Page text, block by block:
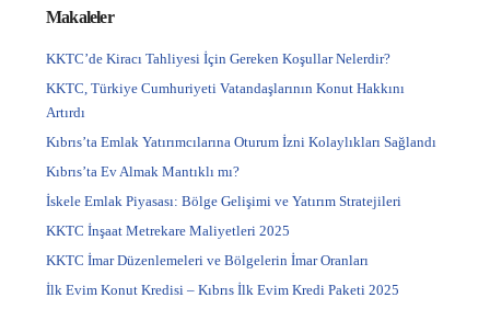
Makaleler
KKTC’de Kiracı Tahliyesi İçin Gereken Koşullar Nelerdir?
KKTC, Türkiye Cumhuriyeti Vatandaşlarının Konut Hakkını
Artırdı
Kıbrıs’ta Emlak Yatırımcılarına Oturum İzni Kolaylıkları Sağlandı
Kıbrıs’ta Ev Almak Mantıklı mı?
İskele Emlak Piyasası: Bölge Gelişimi ve Yatırım Stratejileri
KKTC İnşaat Metrekare Maliyetleri 2025
KKTC İmar Düzenlemeleri ve Bölgelerin İmar Oranları
İlk Evim Konut Kredisi – Kıbrıs İlk Evim Kredi Paketi 2025